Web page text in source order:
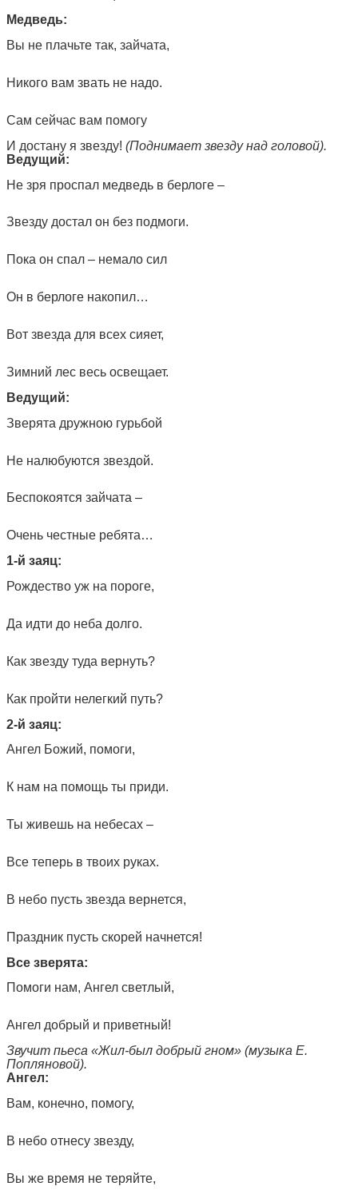
Медведь:
Вы не плачьте так, зайчата,
Никого вам звать не надо.
Сам сейчас вам помогу
И достану я звезду! (Поднимает звезду над головой).
Ведущий:
Не зря проспал медведь в берлоге –
Звезду достал он без подмоги.
Пока он спал – немало сил
Он в берлоге накопил…
Вот звезда для всех сияет,
Зимний лес весь освещает.
Ведущий:
Зверята дружною гурьбой
Не налюбуются звездой.
Беспокоятся зайчата –
Очень честные ребята…
1-й заяц:
Рождество уж на пороге,
Да идти до неба долго.
Как звезду туда вернуть?
Как пройти нелегкий путь?
2-й заяц:
Ангел Божий, помоги,
К нам на помощь ты приди.
Ты живешь на небесах –
Все теперь в твоих руках.
В небо пусть звезда вернется,
Праздник пусть скорей начнется!
Все зверята:
Помоги нам, Ангел светлый,
Ангел добрый и приветный!
Звучит пьеса «Жил-был добрый гном» (музыка Е.
Попляновой).
Ангел:
Вам, конечно, помогу,
В небо отнесу звезду,
Вы же время не теряйте,